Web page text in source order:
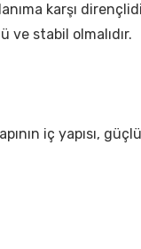
karşı
ve stabil olmalıdır.
iç yapısı,